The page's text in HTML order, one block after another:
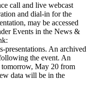
call and live webcast
and dial-in for the
may be accessed
Events in the News &
presentations. An archived
the event. An
tomorrow, May 20 from
data will be in the